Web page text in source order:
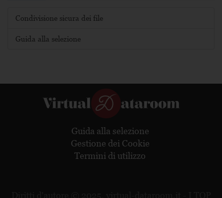
Condivisione sicura dei file
Guida alla selezione
Guida alla selezione
Gestione dei Cookie
Termini di utilizzo